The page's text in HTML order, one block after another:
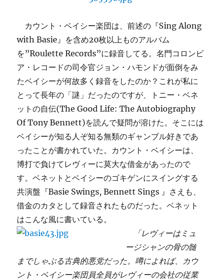
カウント・ベイシー楽団は、前述の『Sing Along
with Basie』を含め20枚以上ものアルバム
を”Roulette Records”に録音してる。名門コロンビ
ア・レコードの司令官ジョン・ハモンドが面倒をみ
たベイシーが何故多く録音をしたのか？これが私に
とって長年の「謎」だったのですが、トニー・ベネ
ットの自伝(The Good Life: The Autobiography
Of Tony Bennett)を読んで疑問が溶けた。そこには
ベイシーが知る人ぞ知る無類のギャンブル好きであ
ったことが書かれていた。カウント・ベイシーは、
博打で負けてレヴィーに莫大な借金があったので
す。ベネットとベイシーのゴキゲンにスイングする
共演盤『Basie Swings, Bennett Sings 』さえも、
借金のカタとして録音されたものだった。ベネット
はこんな風に書いている。
「レヴィーはミュ
ージシャンの骨の髄
までしゃぶる古典的悪党だった。噂によれば、カウ
ント・ベイシー楽団員全員がレヴィーの会社の従業